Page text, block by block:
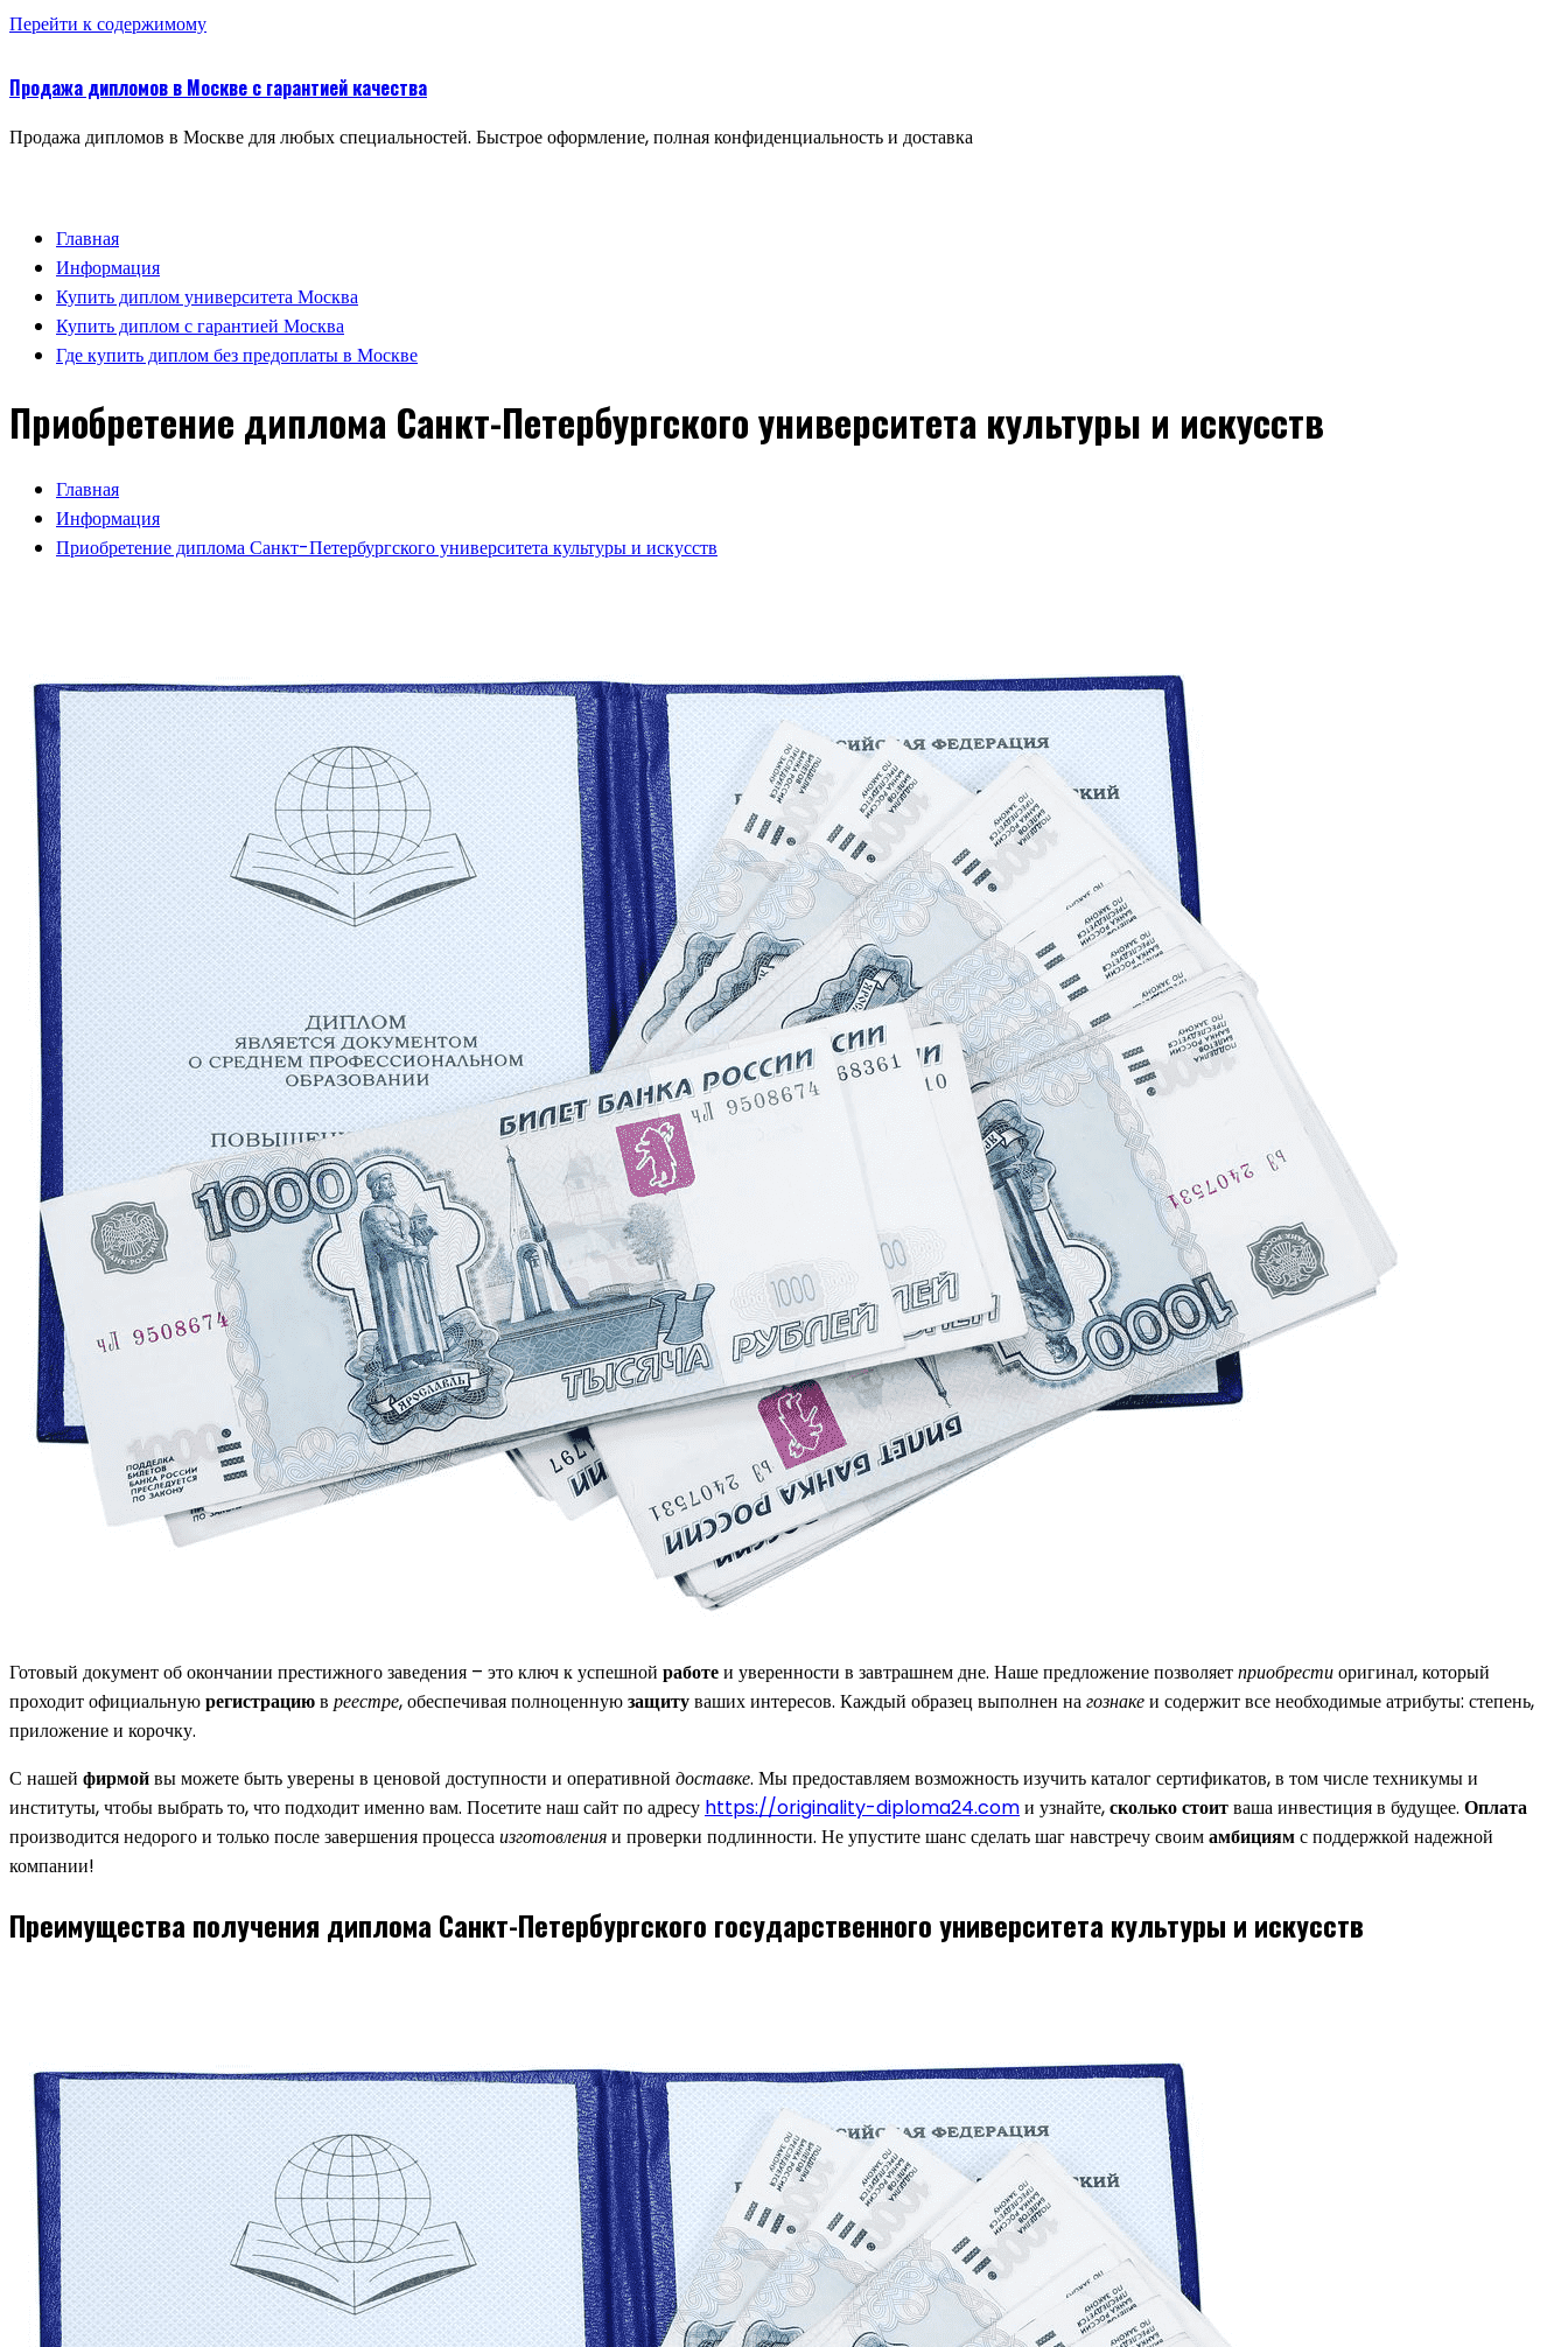
Перейти к содержимому
Продажа дипломов в Москве с гарантией качества
Продажа дипломов в Москве для любых специальностей. Быстрое оформление, полная конфиденциальность и доставка
Главная
Информация
Купить диплом университета Москва
Купить диплом с гарантией Москва
Где купить диплом без предоплаты в Москве
Приобретение диплома Санкт-Петербургского университета культуры и искусств
Главная
Информация
Приобретение диплома Санкт-Петербургского университета культуры и искусств
Готовый документ об окончании престижного заведения – это ключ к успешной работеи уверенности в завтрашнем дне. Наше предложение позволяетприобрестиоригинал, который
проходит официальнуюрегистрациюв реестре, обеспечивая полноценнуюзащитуваших интересов. Каждый образец выполнен нагознакеи содержит все необходимые атрибуты: степень,
приложение и корочку.
С нашей фирмойвы можете быть уверены в ценовой доступности и оперативной доставке. Мы предоставляем возможность изучить каталог сертификатов, в том числе техникумы и
институты, чтобы выбрать то, что подходит именно вам. Посетите наш сайт по адресу https://originality-diploma24.comи узнайте,сколько стоитваша инвестиция в будущее. Оплата
производится недорого и только после завершения процессаизготовленияи проверки подлинности. Не упустите шанс сделать шаг навстречу своимамбициямс поддержкой надежной
компании!
Преимущества получения диплома Санкт-Петербургского государственного университета культуры и искусств